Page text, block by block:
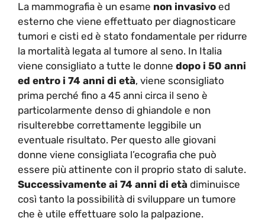
La mammografia è un esame non invasivo ed
esterno che viene effettuato per diagnosticare
tumori e cisti ed è stato fondamentale per ridurre
la mortalità legata al tumore al seno. In Italia
viene consigliato a tutte le donne dopo i 50 anni
ed entro i 74 anni di età, viene sconsigliato
prima perché fino a 45 anni circa il seno è
particolarmente denso di ghiandole e non
risulterebbe correttamente leggibile un
eventuale risultato. Per questo alle giovani
donne viene consigliata l’ecografia che può
essere più attinente con il proprio stato di salute.
Successivamente ai 74 anni di età diminuisce
così tanto la possibilità di sviluppare un tumore
che è utile effettuare solo la palpazione.